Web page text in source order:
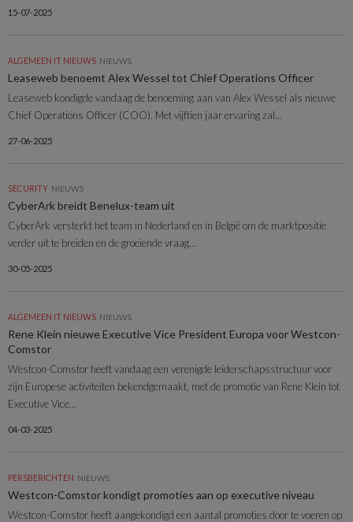
15-07-2025
ALGEMEEN IT NIEUWS NIEUWS
Leaseweb benoemt Alex Wessel tot Chief Operations Officer
Leaseweb kondigde vandaag de benoeming aan van Alex Wessel als nieuwe
Chief Operations Officer (COO). Met vijftien jaar ervaring zal...
27-06-2025
SECURITY NIEUWS
CyberArk breidt Benelux-team uit
CyberArk versterkt het team in Nederland en in België om de marktpositie
verder uit te breiden en de groeiende vraag...
30-05-2025
ALGEMEEN IT NIEUWS NIEUWS
Rene Klein nieuwe Executive Vice President Europa voor Westcon-
Comstor
Westcon-Comstor heeft vandaag een verenigde leiderschapsstructuur voor
zijn Europese activiteiten bekendgemaakt, met de promotie van Rene Klein tot
Executive Vice...
04-03-2025
PERSBERICHTEN NIEUWS
Westcon-Comstor kondigt promoties aan op executive niveau
Westcon-Comstor heeft aangekondigd een aantal promoties door te voeren op